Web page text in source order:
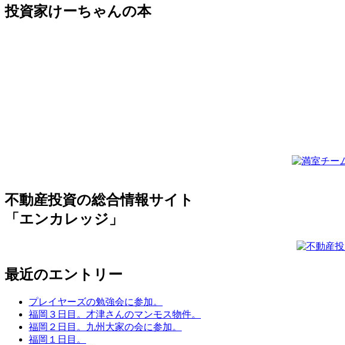
投資家けーちゃんの本
不動産投資の総合情報サイト
「エンカレッジ」
最近のエントリー
プレイヤーズの勉強会に参加。
福岡３日目。才津さんのマンモス物件。
福岡２日目。九州大家の会に参加。
福岡１日目。